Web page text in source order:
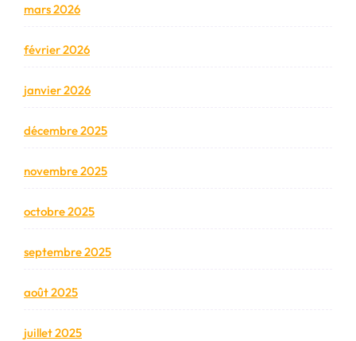
mars 2026
février 2026
janvier 2026
décembre 2025
novembre 2025
octobre 2025
septembre 2025
août 2025
juillet 2025